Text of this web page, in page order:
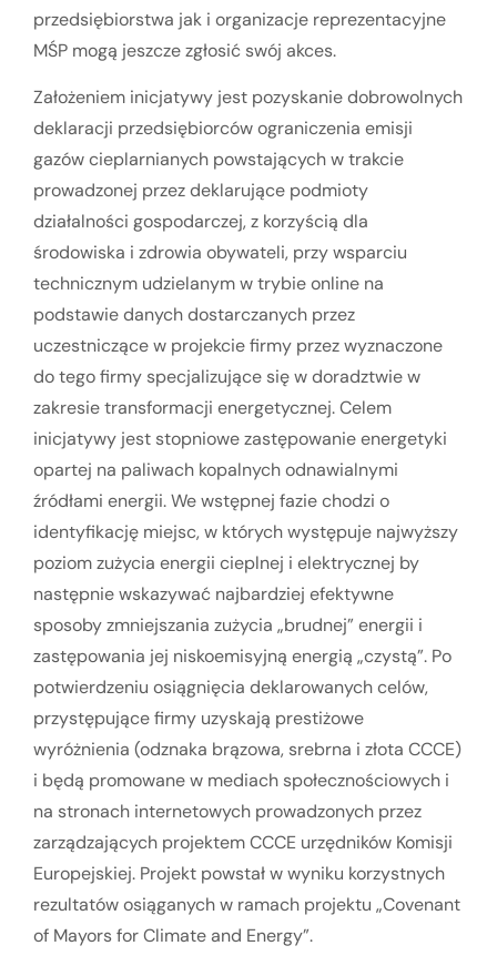
przedsiębiorstwa jak i organizacje reprezentacyjne
MŚP mogą jeszcze zgłosić swój akces.
Założeniem inicjatywy jest pozyskanie dobrowolnych
deklaracji przedsiębiorców ograniczenia emisji
gazów cieplarnianych powstających w trakcie
prowadzonej przez deklarujące podmioty
działalności gospodarczej, z korzyścią dla
środowiska i zdrowia obywateli, przy wsparciu
technicznym udzielanym w trybie online na
podstawie danych dostarczanych przez
uczestniczące w projekcie firmy przez wyznaczone
do tego firmy specjalizujące się w doradztwie w
zakresie transformacji energetycznej. Celem
inicjatywy jest stopniowe zastępowanie energetyki
opartej na paliwach kopalnych odnawialnymi
źródłami energii. We wstępnej fazie chodzi o
identyfikację miejsc, w których występuje najwyższy
poziom zużycia energii cieplnej i elektrycznej by
następnie wskazywać najbardziej efektywne
sposoby zmniejszania zużycia „brudnej” energii i
zastępowania jej niskoemisyjną energią „czystą”. Po
potwierdzeniu osiągnięcia deklarowanych celów,
przystępujące firmy uzyskają prestiżowe
wyróżnienia (odznaka brązowa, srebrna i złota CCCE)
i będą promowane w mediach społecznościowych i
na stronach internetowych prowadzonych przez
zarządzających projektem CCCE urzędników Komisji
Europejskiej. Projekt powstał w wyniku korzystnych
rezultatów osiąganych w ramach projektu „Covenant
of Mayors for Climate and Energy”.